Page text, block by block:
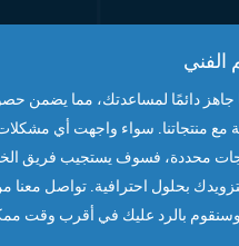
الفني
جاهز دائمًا لمساعدتك، مما يضمن
منتجاتنا. سواء واجهت أي
محددة، فسوف يستجيب فريق
بحلول احترافية. تواصل معنا
وسنقوم بالرد عليك في أقرب وقت